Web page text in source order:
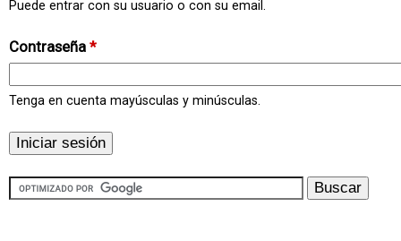
Puede entrar con su usuario o con su email.
Contraseña *
Tenga en cuenta mayúsculas y minúsculas.